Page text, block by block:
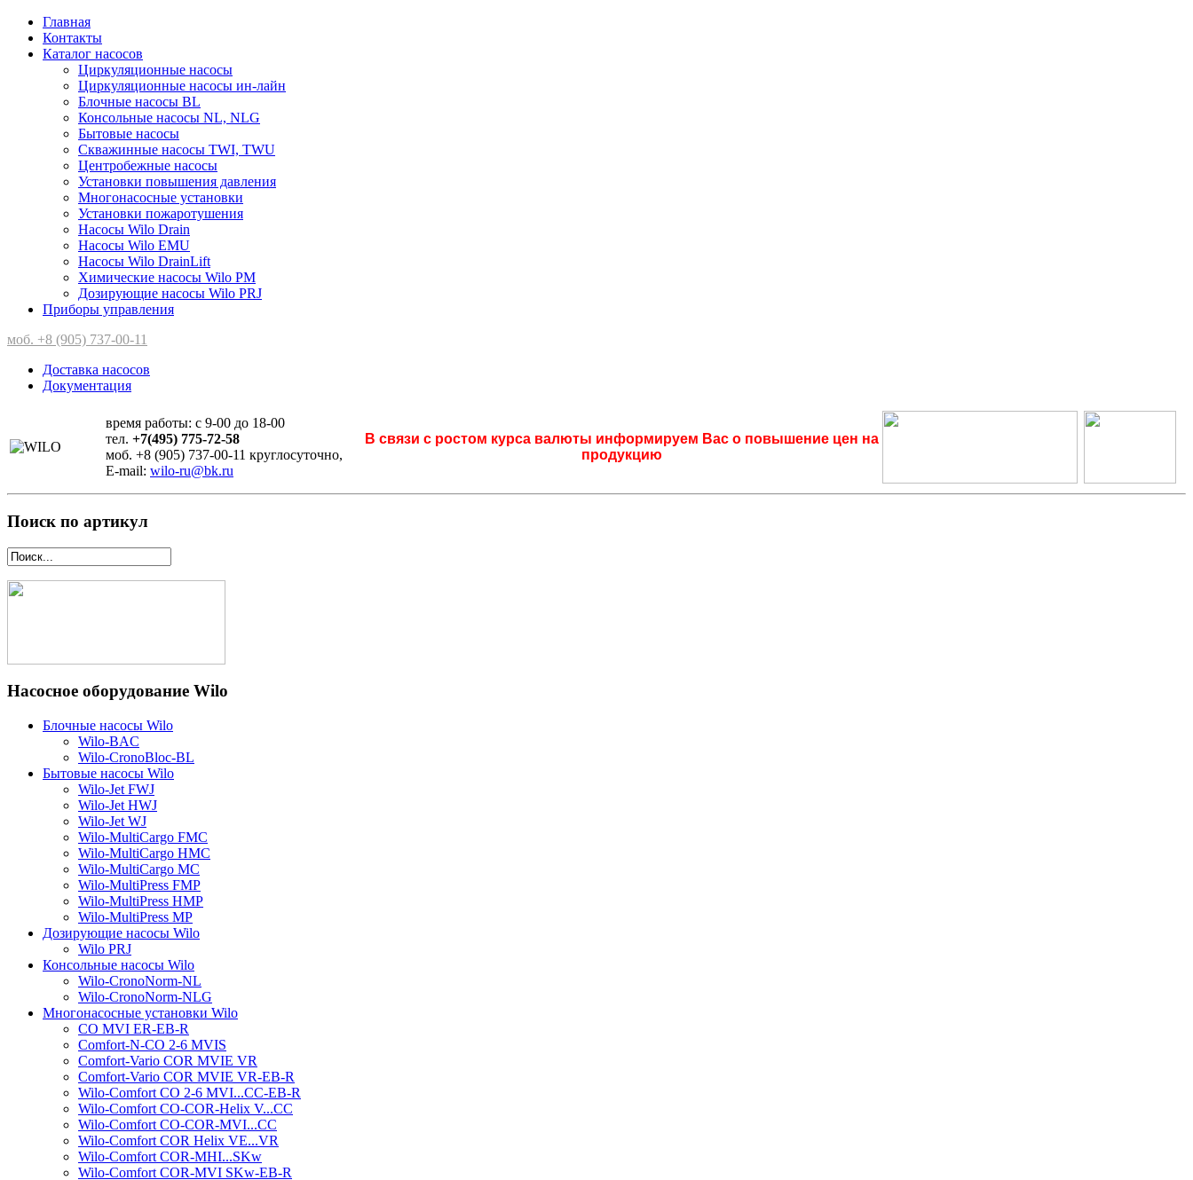
Главная
Контакты
Каталог насосов
Циркуляционные насосы
Циркуляционные насосы ин-лайн
Блочные насосы BL
Консольные насосы NL, NLG
Бытовые насосы
Скважинные насосы TWI, TWU
Центробежные насосы
Установки повышения давления
Многонасосные установки
Установки пожаротушения
Насосы Wilo Drain
Насосы Wilo EMU
Насосы Wilo DrainLift
Химические насосы Wilo PM
Дозирующие насосы Wilo PRJ
Приборы управления
моб. +8 (905) 737-00-11
Доставка насосов
Документация
время работы: с 9-00 до 18-00
тел. +7(495) 775-72-58
моб. +8 (905) 737-00-11 круглосуточно,
E-mail: wilo-ru@bk.ru
В связи с ростом курса валюты информируем Вас о повышение цен на
продукцию
Поиск по артикул
Насосное оборудование Wilo
Блочные насосы Wilo
Wilo-BAC
Wilo-CronoBloc-BL
Бытовые насосы Wilo
Wilo-Jet FWJ
Wilo-Jet HWJ
Wilo-Jet WJ
Wilo-MultiCargo FMC
Wilo-MultiCargo HMC
Wilo-MultiCargo MC
Wilo-MultiPress FMP
Wilo-MultiPress HMP
Wilo-MultiPress MP
Дозирующие насосы Wilo
Wilo PRJ
Консольные насосы Wilo
Wilo-CronoNorm-NL
Wilo-CronoNorm-NLG
Многонасосные установки Wilo
CO MVI ER-EB-R
Comfort-N-CO 2-6 MVIS
Comfort-Vario COR MVIE VR
Comfort-Vario COR MVIE VR-EB-R
Wilo-Comfort CO 2-6 MVI...CC-EB-R
Wilo-Comfort CO-COR-Helix V...CC
Wilo-Comfort CO-COR-MVI...CC
Wilo-Comfort COR Helix VE...VR
Wilo-Comfort COR-MHI...SKw
Wilo-Comfort COR-MVI SKw-EB-R